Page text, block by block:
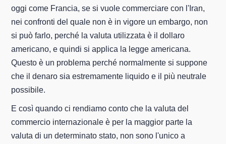
oggi come Francia, se si vuole commerciare con l'Iran,
nei confronti del quale non è in vigore un embargo, non
si può farlo, perché la valuta utilizzata è il dollaro
americano, e quindi si applica la legge americana.
Questo è un problema perché normalmente si suppone
che il denaro sia estremamente liquido e il più neutrale
possibile.
E così quando ci rendiamo conto che la valuta del
commercio internazionale è per la maggior parte la
valuta di un determinato stato, non sono l'unico a